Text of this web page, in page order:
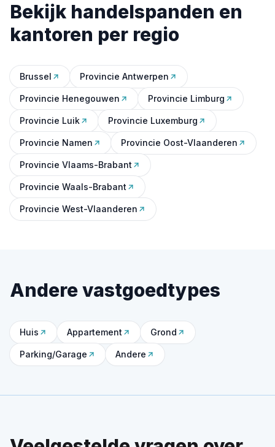
Bekijk handelspanden en
kantoren per regio
Brussel Provincie Antwerpen
Provincie Henegouwen Provincie Limburg
Provincie Luik Provincie Luxemburg
Provincie Namen Provincie Oost-Vlaanderen
Provincie Vlaams-Brabant
Provincie Waals-Brabant
Provincie West-Vlaanderen
Andere vastgoedtypes
Huis Appartement Grond
Parking/Garage Andere